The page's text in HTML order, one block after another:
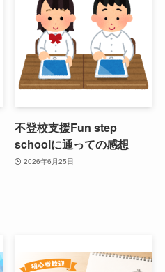
不登校支援Fun step
schoolに通っての感想
2026年6月25日